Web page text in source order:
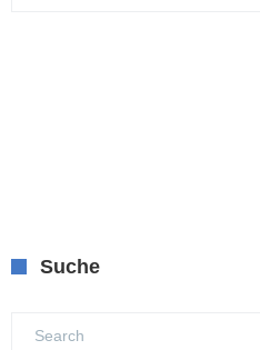
Suche